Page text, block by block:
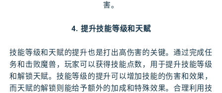
害。
4. 提升技能等级和天赋
技能等级和天赋的提升也是打出高伤害的关键。通过完成任
务和击败魔兽，玩家可以获得技能点数，用于提升技能等级
和解锁天赋。技能等级的提升可以增加技能的伤害和效果，
而天赋的解锁则能给予额外的加成和特殊效果。合理利用技